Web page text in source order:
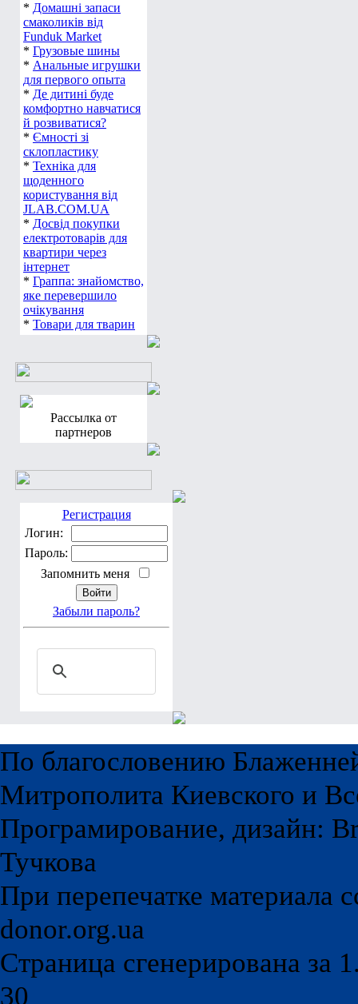
* Домашні запаси
смаколиків від
Funduk Market
* Грузовые шины
* Анальные игрушки
для первого опыта
* Де дитині буде
комфортно навчатися
й розвиватися?
* Ємності зі
склопластику
* Техніка для
щоденного
користування від
JLAB.COM.UA
* Досвід покупки
електротоварів для
квартири через
інтернет
* Граппа: знайомство,
яке перевершило
очікування
* Товари для тварин
Рассылка от
партнеров
Регистрация
Логин:
Пароль:
Запомнить меня
Забыли пароль?
По благословению
Митрополита Киевского и
Програмирование, дизайн:
Тучкова
При перепечатке материала
donor.org.ua
Страница сгенерирована за
30